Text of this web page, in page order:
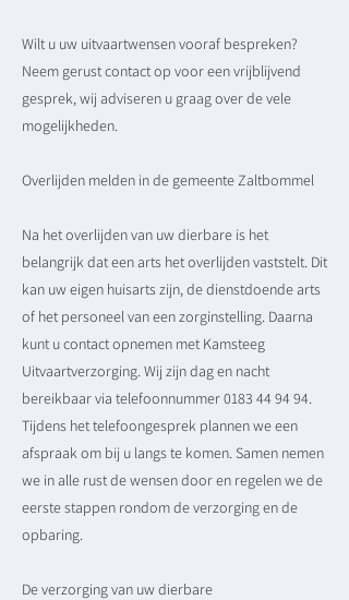
Wilt u uw uitvaartwensen vooraf bespreken?
Neem gerust contact op voor een vrijblijvend
gesprek, wij adviseren u graag over de vele
mogelijkheden.
Overlijden melden in de gemeente Zaltbommel
Na het overlijden van uw dierbare is het
belangrijk dat een arts het overlijden vaststelt. Dit
kan uw eigen huisarts zijn, de dienstdoende arts
of het personeel van een zorginstelling. Daarna
kunt u contact opnemen met Kamsteeg
Uitvaartverzorging. Wij zijn dag en nacht
bereikbaar via telefoonnummer0183 44 94 94.
Tijdens het telefoongesprek plannen we een
afspraak om bij u langs te komen. Samen nemen
we in alle rust de wensen door en regelen we de
eerste stappen rondom de verzorging en de
opbaring.
De verzorging van uw dierbare